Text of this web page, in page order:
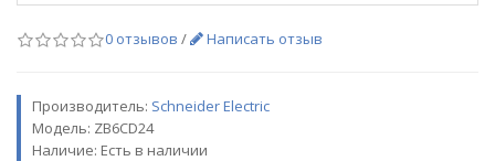
0 отзывов / Написать отзыв
Производитель: Schneider Electric
Модель: ZB6CD24
Наличие: Есть в наличии